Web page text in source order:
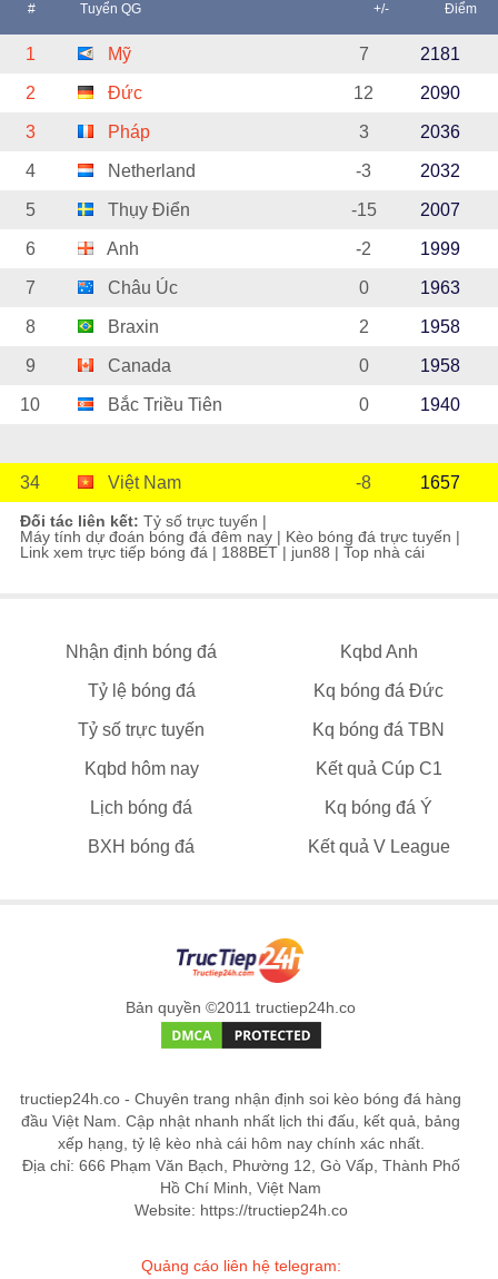
# Tuyển QG +/- Điểm
1 Mỹ 7 2181
2 Đức 12 2090
3 Pháp 3 2036
4 Netherland -3 2032
5 Thụy Điển -15 2007
6 Anh -2 1999
7 Châu Úc 0 1963
8 Braxin 2 1958
9 Canada 0 1958
10 Bắc Triều Tiên 0 1940
34 Việt Nam -8 1657
Đối tác liên kết: Tỷ số trực tuyến |
Máy tính dự đoán bóng đá đêm nay | Kèo bóng đá trực tuyến |
Link xem trực tiếp bóng đá | 188BET | jun88 | Top nhà cái
Nhận định bóng đá Kqbd Anh
Tỷ lệ bóng đá Kq bóng đá Đức
Tỷ số trực tuyến Kq bóng đá TBN
Kqbd hôm nay Kết quả Cúp C1
Lịch bóng đá Kq bóng đá Ý
BXH bóng đá Kết quả V League
Bản quyền ©2011 tructiep24h.co
tructiep24h.co - Chuyên trang nhận định soi kèo bóng đá hàng
đầu Việt Nam. Cập nhật nhanh nhất lịch thi đấu, kết quả, bảng
xếp hạng, tỷ lệ kèo nhà cái hôm nay chính xác nhất.
Địa chỉ: 666 Phạm Văn Bạch, Phường 12, Gò Vấp, Thành Phố
Hồ Chí Minh, Việt Nam
Website: https://tructiep24h.co
Quảng cáo liên hệ telegram: